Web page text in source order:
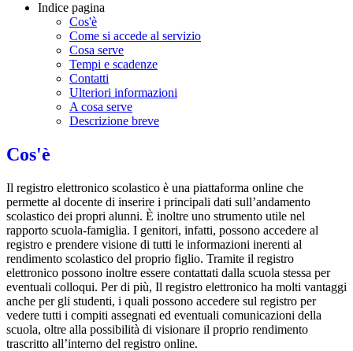
Indice pagina
Cos'è
Come si accede al servizio
Cosa serve
Tempi e scadenze
Contatti
Ulteriori informazioni
A cosa serve
Descrizione breve
Cos'è
Il registro elettronico scolastico è una piattaforma online che
permette al docente di inserire i principali dati sull’andamento
scolastico dei propri alunni. È inoltre uno strumento utile nel
rapporto scuola-famiglia. I genitori, infatti, possono accedere al
registro e prendere visione di tutti le informazioni inerenti al
rendimento scolastico del proprio figlio. Tramite il registro
elettronico possono inoltre essere contattati dalla scuola stessa per
eventuali colloqui. Per di più, Il registro elettronico ha molti vantaggi
anche per gli studenti, i quali possono accedere sul registro per
vedere tutti i compiti assegnati ed eventuali comunicazioni della
scuola, oltre alla possibilità di visionare il proprio rendimento
trascritto all’interno del registro online.